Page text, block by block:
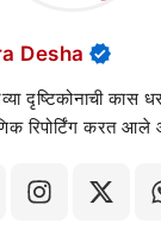
Desha
दृष्टिकोनाची कास
रिपोर्टिंग करत आले